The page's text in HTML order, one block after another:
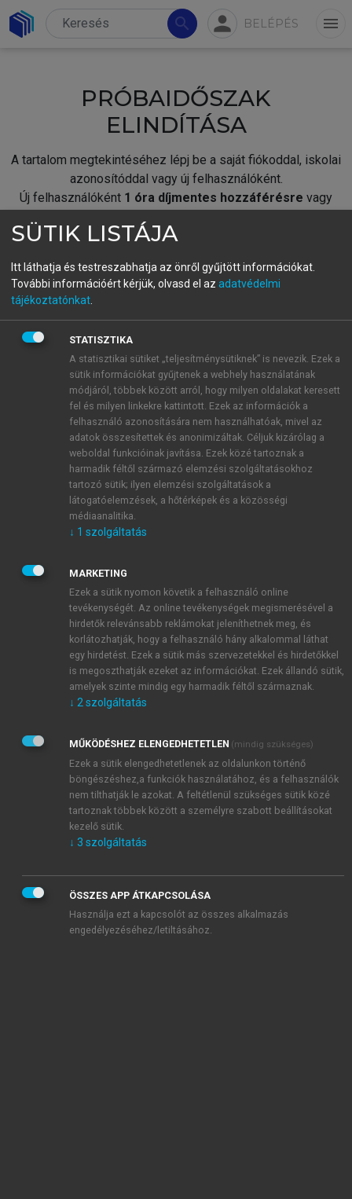
search person BELÉPÉS menu
PRÓBAIDŐSZAK
ELINDÍTÁSA
A tartalom megtekintéséhez lépj be a saját fiókoddal, iskolai
azonosítóddal vagy új felhasználóként.
Új felhasználóként 1 óra díjmentes hozzáférésre vagy
fiókoddal,vagy hozz létre új fiókot.
A regisztráció után apróbaidőszakautomatikusan
BELÉPÉS SAJÁT FIÓKKAL
ÚJ FIÓK LÉTREHOZÁSA
1 óra díjmentes hozzáférés
E-MAIL-CÍM
JELSZÓ
JELSZÓ ÚJRA
Kérek értesítést a MeRSZ újdonságairól, akcióiról.
Kérek értesítést az Akadémiai Kiadó Zrt. újdonságairól,
Adatkezelési tájékoztatóbanfoglaltakat tudomásul
veszem és elfogadom.
Általános vásárlási feltételeket, valamint a szotar.netés a
mersz.huoldalak licencszerződéseiben foglaltakat
tudomásul veszem és elfogadom.
KIPRÓBÁLOM
SÜTIK LISTÁJA
Itt láthatja és testreszabhatja az önről gyűjtött információkat.
További információért kérjük, olvasd el az adatvédelmi
tájékoztatónkat
STATISZTIKA
A statisztikai sütiket „teljesítménysütiknek” is nevezik. Ezek a
sütik információkat gyűjtenek a webhely használatának
módjáról, többek között arról, hogy milyen oldalakat keresett
fel és milyen linkekre kattintott. Ezek az információk a
felhasználó azonosítására nem használhatóak, mivel az
adatok összesítettek és anonimizáltak. Céljuk kizárólag a
weboldal funkcióinak javítása. Ezek közé tartoznak a
harmadik féltől származó elemzési szolgáltatásokhoz
tartozó sütik; ilyen elemzési szolgáltatások a
látogatóelemzések, a hőtérképek és a közösségi
médiaanalitika.
↓ 1 szolgáltatás
MARKETING
Ezek a sütik nyomon követik a felhasználó online
tevékenységét. Az online tevékenységek megismerésével a
hirdetők relevánsabb reklámokat jeleníthetnek meg, és
korlátozhatják, hogy a felhasználó hány alkalommal láthat
egy hirdetést. Ezek a sütik más szervezetekkel és hirdetőkkel
is megoszthatják ezeket az információkat. Ezek állandó sütik,
amelyek szinte mindig egy harmadik féltől származnak.
↓ 2 szolgáltatás
MŰKÖDÉSHEZ ELENGEDHETETLEN (mindig szükséges)
Ezek a sütik elengedhetetlenek az oldalunkon történő
böngészéshez,a funkciók használatához, és a felhasználók
nem tilthatják le azokat. A feltétlenül szükséges sütik közé
tartoznak többek között a személyre szabott beállításokat
kezelő sütik.
↓ 3 szolgáltatás
ÖSSZES APP ÁTKAPCSOLÁSA
Használja ezt a kapcsolót az összes alkalmazás
engedélyezéséhez/letiltásához.